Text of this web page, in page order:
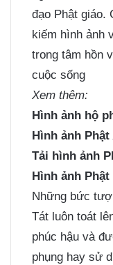
đạo Phật giáo.
kiếm hình ảnh
trong tâm hồn
cuộc sống
Xem thêm:
Hình ảnh hộ
Hình ảnh
Tải hình ảnh
Hình ảnh
Những bức
Tát luôn toát
phúc hậu và
phụng hay sử